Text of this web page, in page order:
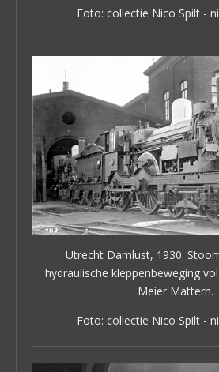
Foto: collectie Nico Spilt -
Utrecht Damlust, 1930.
hydraulische kleppenbeweging
Meier Mattern.
Foto: collectie Nico Spilt -